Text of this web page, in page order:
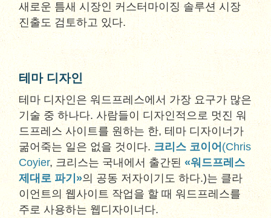
새로운 틈새 시장인 커스터마이징 솔루션 시장
진출도 검토하고 있다.
테마 디자인
테마 디자인은 워드프레스에서 가장 요구가 많은
기술 중 하나다. 사람들이 디자인적으로 멋진 워
드프레스 사이트를 원하는 한, 테마 디자이너가
굶어죽는 일은 없을 것이다. 크리스 코이어 (Chris
Coyier, 크리스는 국내에서 출간된«워드프레스
제대로 파기»의 공동 저자이기도 하다.)는 클라
이언트의 웹사이트 작업을 할 때 워드프레스를
주로 사용하는 웹디자이너다.